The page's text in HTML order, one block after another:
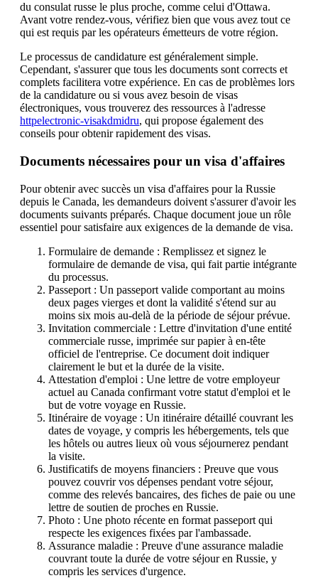
du consulat russe le plus proche, comme celui d'Ottawa.
Avant votre rendez-vous, vérifiez bien que vous avez tout ce
qui est requis par les opérateurs émetteurs de votre région.
Le processus de candidature est généralement simple.
Cependant, s'assurer que tous les documents sont corrects et
complets facilitera votre expérience. En cas de problèmes lors
de la candidature ou si vous avez besoin de visas
électroniques, vous trouverez des ressources à l'adresse
httpelectronic-visakdmidru, qui propose également des
conseils pour obtenir rapidement des visas.
Documents nécessaires pour un visa d'affaires
Pour obtenir avec succès un visa d'affaires pour la Russie
depuis le Canada, les demandeurs doivent s'assurer d'avoir les
documents suivants préparés. Chaque document joue un rôle
essentiel pour satisfaire aux exigences de la demande de visa.
Formulaire de demande : Remplissez et signez le
formulaire de demande de visa, qui fait partie intégrante
du processus.
Passeport : Un passeport valide comportant au moins
deux pages vierges et dont la validité s'étend sur au
moins six mois au-delà de la période de séjour prévue.
Invitation commerciale : Lettre d'invitation d'une entité
commerciale russe, imprimée sur papier à en-tête
officiel de l'entreprise. Ce document doit indiquer
clairement le but et la durée de la visite.
Attestation d'emploi : Une lettre de votre employeur
actuel au Canada confirmant votre statut d'emploi et le
but de votre voyage en Russie.
Itinéraire de voyage : Un itinéraire détaillé couvrant les
dates de voyage, y compris les hébergements, tels que
les hôtels ou autres lieux où vous séjournerez pendant
la visite.
Justificatifs de moyens financiers : Preuve que vous
pouvez couvrir vos dépenses pendant votre séjour,
comme des relevés bancaires, des fiches de paie ou une
lettre de soutien de proches en Russie.
Photo : Une photo récente en format passeport qui
respecte les exigences fixées par l'ambassade.
Assurance maladie : Preuve d'une assurance maladie
couvrant toute la durée de votre séjour en Russie, y
compris les services d'urgence.